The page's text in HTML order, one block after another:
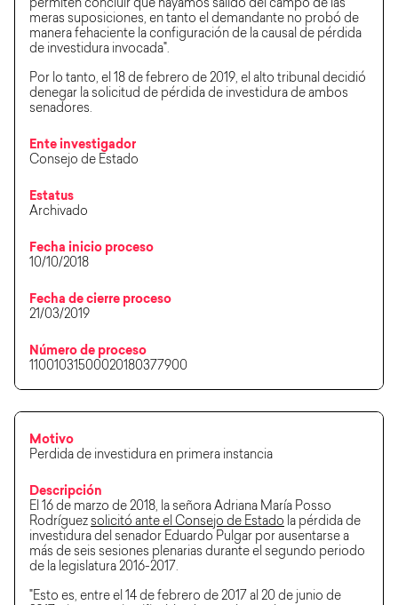
permiten concluir que hayamos salido del campo de las
meras suposiciones, en tanto el demandante no probó de
manera fehaciente la configuración de la causal de pérdida
de investidura invocada".
Por lo tanto, el 18 de febrero de 2019, el alto tribunal decidió
denegar la solicitud de pérdida de investidura de ambos
senadores.
Ente investigador
Consejo de Estado
Estatus
Archivado
Fecha inicio proceso
10/10/2018
Fecha de cierre proceso
21/03/2019
Número de proceso
11001031500020180377900
Motivo
Perdida de investidura en primera instancia
Descripción
El 16 de marzo de 2018, la señora Adriana María Posso
Rodríguez solicitó ante el Consejo de Estado la pérdida de
investidura del senador Eduardo Pulgar por ausentarse a
más de seis sesiones plenarias durante el segundo periodo
de la legislatura 2016-2017.
"Esto es, entre el 14 de febrero de 2017 al 20 de junio de